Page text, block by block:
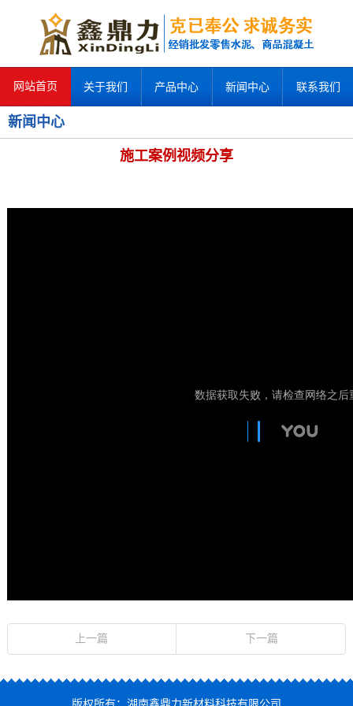
网站首页 关于我们 产品中心 新闻中心 联系我们
新闻中心
施工案例视频分享
上一篇 下一篇